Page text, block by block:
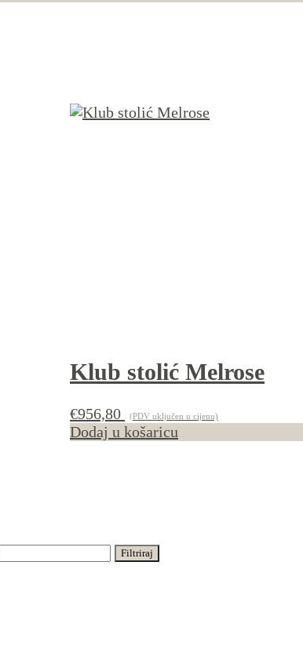
Klub stolić Melrose
€956,80 (PDV uključen u cijenu)
Dodaj u košaricu
Filtriraj